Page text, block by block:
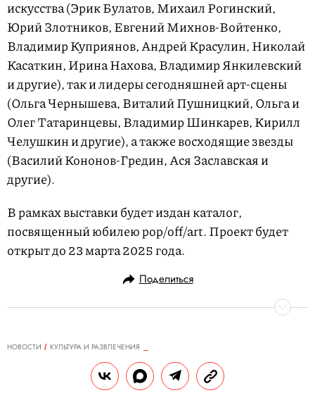
искусства (Эрик Булатов, Михаил Рогинский,
Юрий Злотников, Евгений Михнов-Войтенко,
Владимир Куприянов, Андрей Красулин, Николай
Касаткин, Ирина Нахова, Владимир Янкилевский
и другие), так и лидеры сегодняшней арт-сцены
(Ольга Чернышева, Виталий Пушницкий, Ольга и
Олег Татаринцевы, Владимир Шинкарев, Кирилл
Челушкин и другие), а также восходящие звезды
(Василий Кононов-Гредин, Ася Заславская и
другие).
В рамках выставки будет издан каталог,
посвященный юбилею pop/off/art. Проект будет
открыт до 23 марта 2025 года.
Поделиться
НОВОСТИ
КУЛЬТУРА И РАЗВЛЕЧЕНИЯ
Джастин Тимберлейк назвал